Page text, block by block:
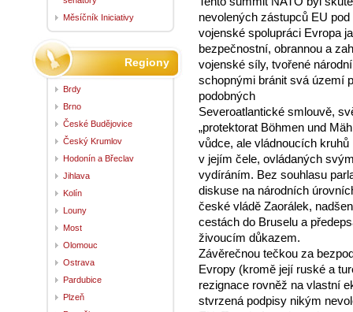
nevolených zástupců EU
vojenské spolupráci Evropa
bezpečnostní, obrannou a
vojenské síly, tvořené
schopnými bránit svá území
podobných
Severoatlantické smlouvě,
„protektorat Böhmen und
vůdce, ale vládnoucích
v jejím čele, ovládaných
vydíráním. Bez souhlasu
diskuse na národních
české vládě Zaorálek,
cestách do Bruselu a
živoucím důkazem.
Závěrečnou tečkou za
Evropy (kromě její ruské a
rezignace rovněž na vlastní
stvrzená podpisy nikým
Měsíčník Iniciativy
Regiony
Brdy
Brno
České Budějovice
Český Krumlov
Hodonín a Břeclav
Jihlava
Kolín
Louny
Most
Olomouc
Ostrava
Pardubice
Plzeň